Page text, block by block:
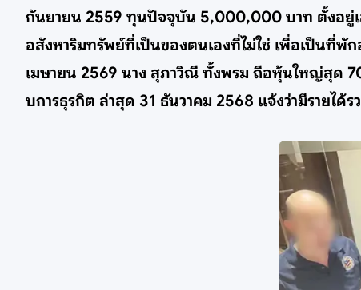
กันยายน 2559 ทุนปัจจุบัน 5,000,000 บาท ตั้งอยู่เ
อสังหาริมทรัพย์ที่เป็นของตนเองที่ไม่ใช่ เพื่อเป็นที่
เมษายน 2569 นาง สุภาวิณี ทั้งพรม ถือหุ้นใหญ่สุด
บการธุรกิต ล่าสุด 31 ธันวาคม 2568 แจ้งว่ามีรายไ